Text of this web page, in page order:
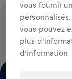
100% DES
vous fournir
vous pouvez
plus
d’information